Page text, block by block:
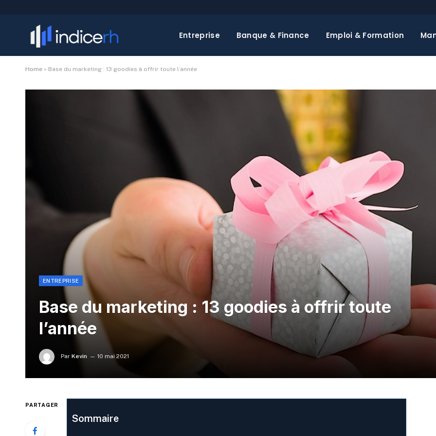
Entreprise Banque & Finance Emploi & Formation
Home » Base du marketing : 13 goodies à offrir toute l’année
ENTREPRISE
Base du marketing : 13 goodies à offrir toute
l’année
Par Kevin 10 mai 2021
PARTAGER
Sommaire